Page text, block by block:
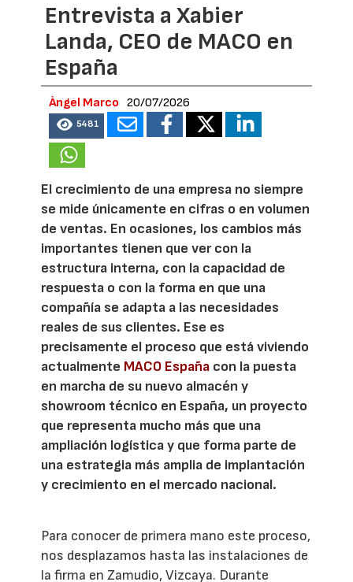
Entrevista a Xabier
Landa, CEO de MACO en
España
Àngel Marco 20/07/2026
5481
El crecimiento de una empresa no siempre
se mide únicamente en cifras o en volumen
de ventas. En ocasiones, los cambios más
importantes tienen que ver con la
estructura interna, con la capacidad de
respuesta o con la forma en que una
compañía se adapta a las necesidades
reales de sus clientes. Ese es
precisamente el proceso que está viviendo
actualmente MACO España con la puesta
en marcha de su nuevo almacén y
showroom técnico en España, un proyecto
que representa mucho más que una
ampliación logística y que forma parte de
una estrategia más amplia de implantación
y crecimiento en el mercado nacional.
Para conocer de primera mano este proceso,
nos desplazamos hasta las instalaciones de
la firma en Zamudio, Vizcaya. Durante